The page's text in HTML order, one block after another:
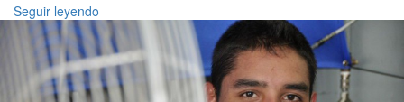
Seguir leyendo